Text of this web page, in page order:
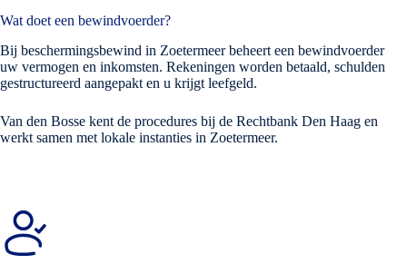
Wat doet een bewindvoerder?
Bij beschermingsbewind in Zoetermeer beheert een bewindvoerder
uw vermogen en inkomsten. Rekeningen worden betaald, schulden
gestructureerd aangepakt en u krijgt leefgeld.
Van den Bosse kent de procedures bij de Rechtbank Den Haag en
werkt samen met lokale instanties in Zoetermeer.